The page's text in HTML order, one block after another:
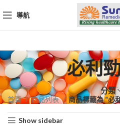
導航
必利
分類
首頁 商品列表 商品標籤為 “必
Show sidebar